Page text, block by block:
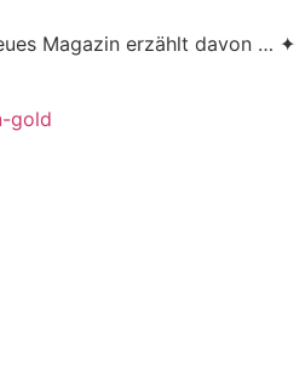
Magazin erzählt davon … ✦